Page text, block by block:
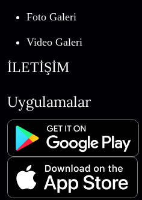
Foto Galeri
Video Galeri
İLETİŞİM
Uygulamalar